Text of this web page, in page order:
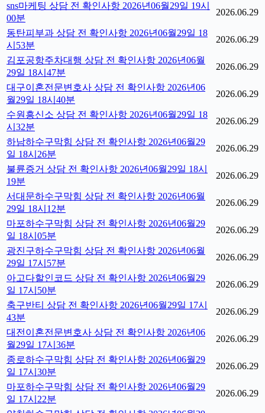
sns마케팅 상담 전 확인사항 2026년06월29일 19시
00분
2026.06.29
동탄피부과 상담 전 확인사항 2026년06월29일 18
시53분
2026.06.29
김포공항주차대행 상담 전 확인사항 2026년06월
29일 18시47분
2026.06.29
대구이혼전문변호사 상담 전 확인사항 2026년06
월29일 18시40분
2026.06.29
수원흥신소 상담 전 확인사항 2026년06월29일 18
시32분
2026.06.29
하남하수구막힘 상담 전 확인사항 2026년06월29
일 18시26분
2026.06.29
불륜증거 상담 전 확인사항 2026년06월29일 18시
19분
2026.06.29
서대문하수구막힘 상담 전 확인사항 2026년06월
29일 18시12분
2026.06.29
마포하수구막힘 상담 전 확인사항 2026년06월29
일 18시05분
2026.06.29
광진구하수구막힘 상담 전 확인사항 2026년06월
29일 17시57분
2026.06.29
아고다할인코드 상담 전 확인사항 2026년06월29
일 17시50분
2026.06.29
축구반티 상담 전 확인사항 2026년06월29일 17시
43분
2026.06.29
대전이혼전문변호사 상담 전 확인사항 2026년06
월29일 17시36분
2026.06.29
종로하수구막힘 상담 전 확인사항 2026년06월29
일 17시30분
2026.06.29
마포하수구막힘 상담 전 확인사항 2026년06월29
일 17시22분
2026.06.29